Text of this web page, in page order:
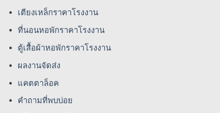
เตียงเหล็กราคาโรงงาน
ที่นอนหอพักราคาโรงงาน
ตู้เสื้อผ้าหอพักราคาโรงงาน
ผลงานจัดส่ง
แคตตาล็อค
คําถามที่พบบ่อย